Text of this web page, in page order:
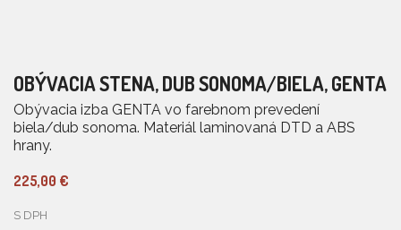
OBÝVACIA STENA, DUB SONOMA/BIELA, GENTA
Obývacia izba GENTA vo farebnom prevedení
biela/dub sonoma. Materiál laminovaná DTD a ABS
hrany.
225,00 €
S DPH